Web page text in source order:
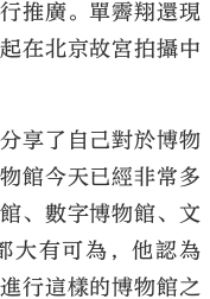
推廣。單霽翔還現
在北京故宮拍攝中
享了自己對於博物
館今天已經非常多
、數字博物館、文
大有可為，他認為
行這樣的博物館之